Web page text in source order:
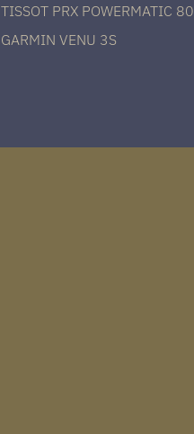
TISSOT PRX POWERMATIC 80
GARMIN VENU 3S